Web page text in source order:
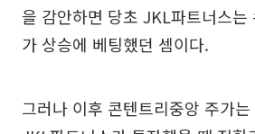
을 감안하면 당초 JKL파트너스는
가 상승에 베팅했던 셈이다.
그러나 이후 콘텐트리중앙 주가